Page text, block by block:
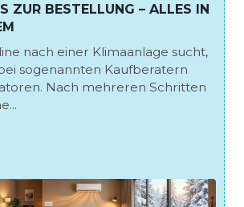
ZUR BESTELLUNG – ALLES IN
nach einer Klimaanlage sucht,
sogenannten Kaufberatern
Nach mehreren Schritten